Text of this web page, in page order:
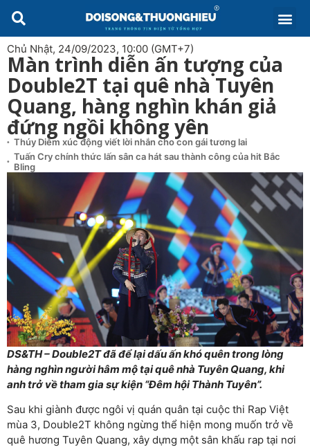
Chủ Nhật, 24/09/2023, 10:00 (GMT+7)
Màn trình diễn ấn tượng của
Double2T tại quê nhà Tuyên
Quang, hàng nghìn khán giả
đứng ngồi không yên
Thúy Diễm xúc động viết lời nhắn cho con gái tương lai
Tuấn Cry chính thức lấn sân ca hát sau thành công của hit Bắc
Bling
DS&TH – Double2T đã để lại dấu ấn khó quên trong lòng
hàng nghìn người hâm mộ tại quê nhà Tuyên Quang, khi
anh trở về tham gia sự kiện “Đêm hội Thành Tuyên”.
Sau khi giành được ngôi vị quán quân tại cuộc thi Rap Việt
mùa 3, Double2T không ngừng thể hiện mong muốn trở về
quê hương Tuyên Quang, xây dựng một sân khấu rap tại nơi